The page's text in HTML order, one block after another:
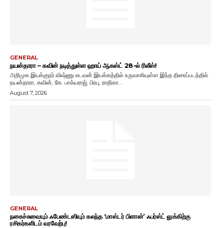
GENERAL
நயன்தாரா – கவின் நடித்துள்ள ஹாய் ஆகஸ்ட் 28-ல் ரிலீஸ்!
அறிமுக இயக்குநர் விஷ்ணு எடவன் இயக்கத்தில் உருவாகியுள்ள இந்த திரைப்படத்தில்
நயன்தாரா, கவின், கே. பாக்யராஜ், பிரபு, ராதிகா...
August 7, 2026
GENERAL
நகைச்சுவையும் ஃபேண்டஸியும் கலந்த ‘மாஸ்டர் பிளான்’ ஃபர்ஸ்ட் லுக்கிற்கு
ரசிகர்களிடம் வரவேற்பு!